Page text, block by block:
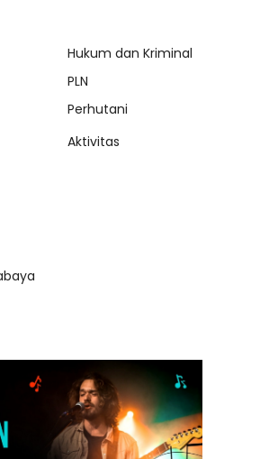
Hukum dan Kriminal
PLN
Perhutani
Aktivitas